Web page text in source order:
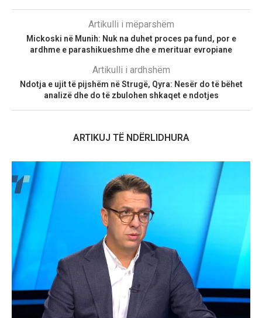
Artikulli i mëparshëm
Mickoski në Munih: Nuk na duhet proces pa fund, por e
ardhme e parashikueshme dhe e merituar evropiane
Artikulli i ardhshëm
Ndotja e ujit të pijshëm në Strugë, Qyra: Nesër do të bëhet
analizë dhe do të zbulohen shkaqet e ndotjes
ARTIKUJ TË NDËRLIDHURA